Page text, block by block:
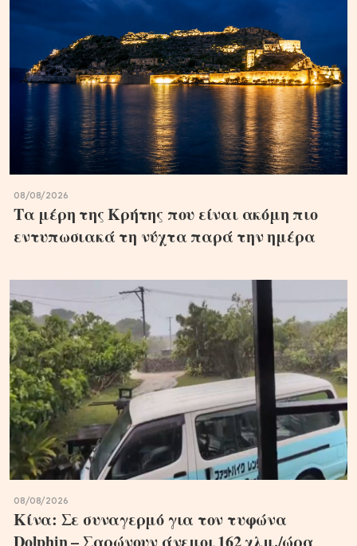
08/08/2026
Τα μέρη της Κρήτης που είναι ακόμη πιο
εντυπωσιακά τη νύχτα παρά την ημέρα
08/08/2026
Κίνα: Σε συναγερμό για τον τυφώνα